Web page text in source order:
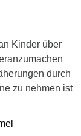
Kinder über
durch
zu nehmen ist